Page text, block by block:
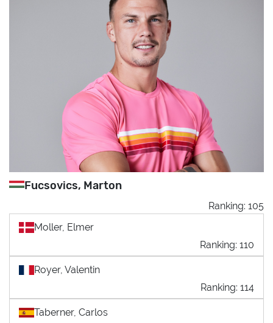
Fucsovics, Marton
Ranking: 105
Moller, Elmer
Ranking: 110
Royer, Valentin
Ranking: 114
Taberner, Carlos